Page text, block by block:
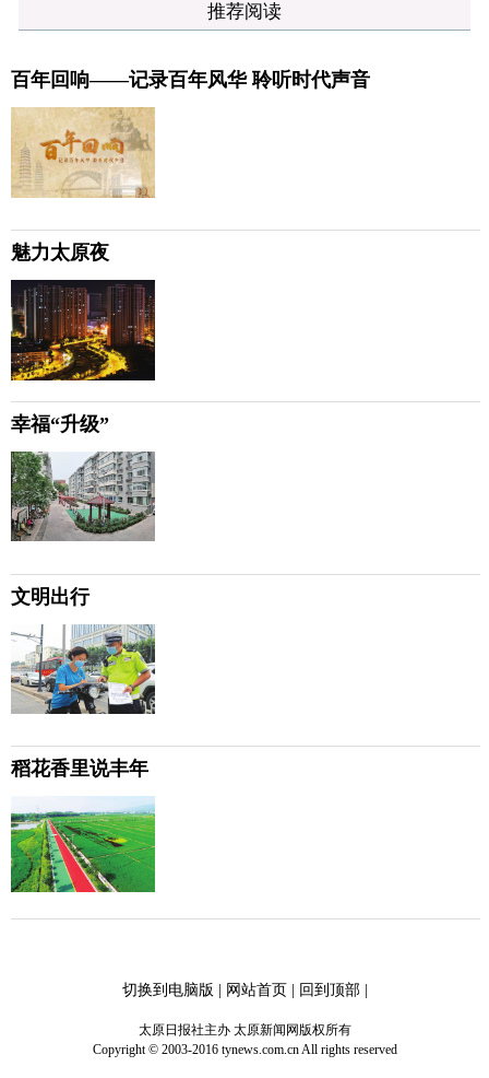
推荐阅读
百年回响——记录百年风华 聆听时代声音
魅力太原夜
幸福“升级”
文明出行
稻花香里说丰年
切换到电脑版 | 网站首页| 回到顶部|
太原日报社主办 太原新闻网版权所有
Copyright © 2003-2016 tynews.com.cn All rights reserved